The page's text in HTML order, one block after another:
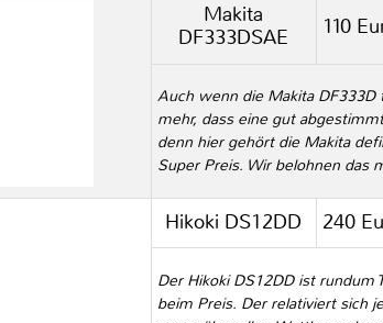
Makita
DF333DSAE
110
Auch wenn die Makita
mehr, dass eine gut
denn hier gehört die Makita
Super Preis. Wir belohnen das
Hikoki DS12DD 240
Der Hikoki DS12DD ist rundum
beim Preis. Der relativiert sich